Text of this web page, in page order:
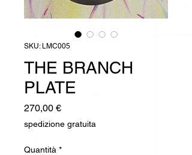
SKU: LMC005
THE BRANCH
PLATE
270,00 €Prezzo
spedizione gratuita
Quantità *